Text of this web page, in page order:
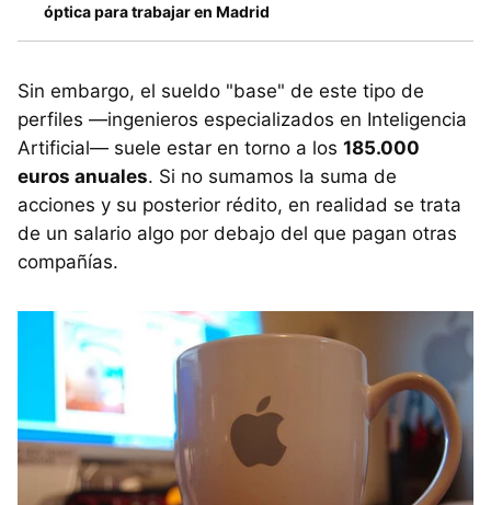
óptica para trabajar en Madrid
Sin embargo, el sueldo "base" de este tipo de
perfiles —ingenieros especializados en Inteligencia
Artificial— suele estar en torno a los 185.000
euros anuales. Si no sumamos la suma de
acciones y su posterior rédito, en realidad se trata
de un salario algo por debajo del que pagan otras
compañías.